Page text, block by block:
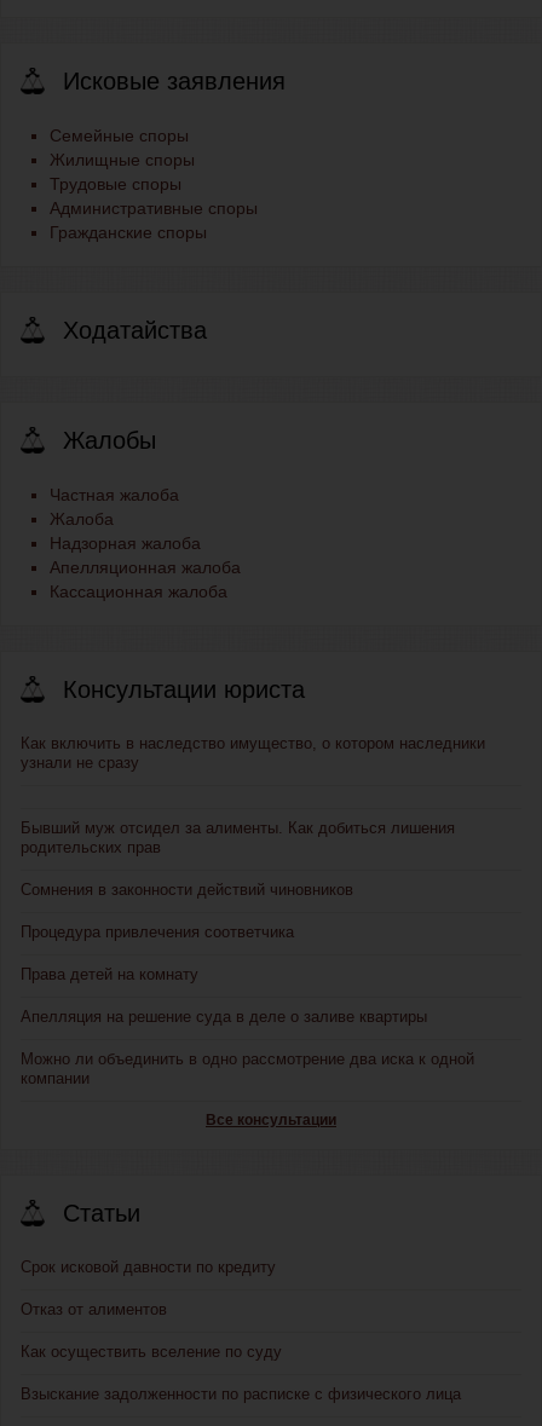
Исковые заявления
Семейные споры
Жилищные споры
Трудовые споры
Административные споры
Гражданские споры
Ходатайства
Жалобы
Частная жалоба
Жалоба
Надзорная жалоба
Апелляционная жалоба
Кассационная жалоба
Консультации юриста
Как включить в наследство имущество, о котором наследники
узнали не сразу
Бывший муж отсидел за алименты. Как добиться лишения
родительских прав
Сомнения в законности действий чиновников
Процедура привлечения соответчика
Права детей на комнату
Апелляция на решение суда в деле о заливе квартиры
Можно ли объединить в одно рассмотрение два иска к одной
компании
Все консультации
Статьи
Срок исковой давности по кредиту
Отказ от алиментов
Как осуществить вселение по суду
Взыскание задолженности по расписке с физического лица